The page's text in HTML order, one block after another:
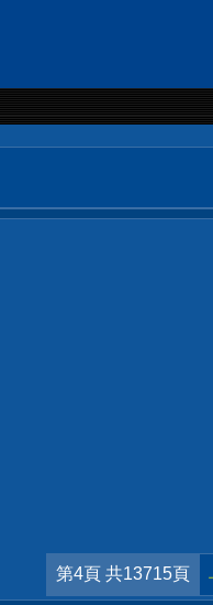
第4頁 共13715頁